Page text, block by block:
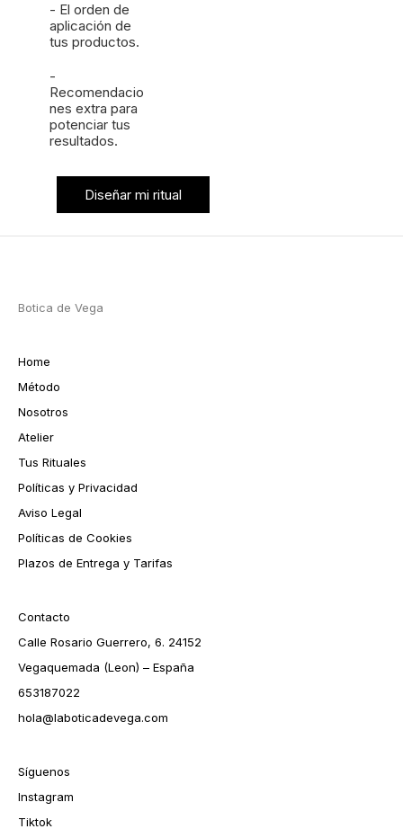
- El orden de
aplicación de
tus productos.
-
Recomendacio
nes extra para
potenciar tus
resultados.
Diseñar mi ritual
Botica de Vega
Home
Método
Nosotros
Atelier
Tus Rituales
Políticas y Privacidad
Aviso Legal
Políticas de Cookies
Plazos de Entrega y Tarifas
Contacto
Calle Rosario Guerrero, 6. 24152
Vegaquemada (Leon) – España
653187022
hola@laboticadevega.com
Síguenos
Instagram
Tiktok